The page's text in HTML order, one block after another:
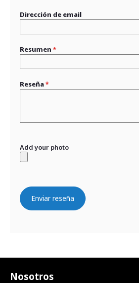
Dirección de email
Resumen
Reseña
Add your photo
Enviar reseña
Nosotros